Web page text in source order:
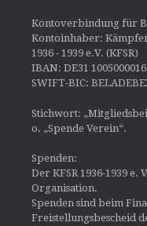
Kontoverbindung für
Kontoinhaber:
1936 - 1939 e.V. (KFSR)
IBAN: DE31
SWIFT-BIC:
Stichwort:
o. „Spende Verein“.
Spenden:
Der KFSR 1936-1939 e.
Organisation.
Spenden sind beim
Freistellungsbescheid